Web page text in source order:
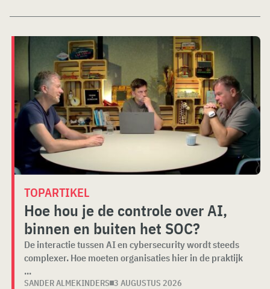
TOPARTIKEL
Hoe hou je de controle over AI,
binnen en buiten het SOC?
De interactie tussen AI en cybersecurity wordt steeds
complexer. Hoe moeten organisaties hier in de praktijk
...
SANDER ALMEKINDERS 3 AUGUSTUS 2026